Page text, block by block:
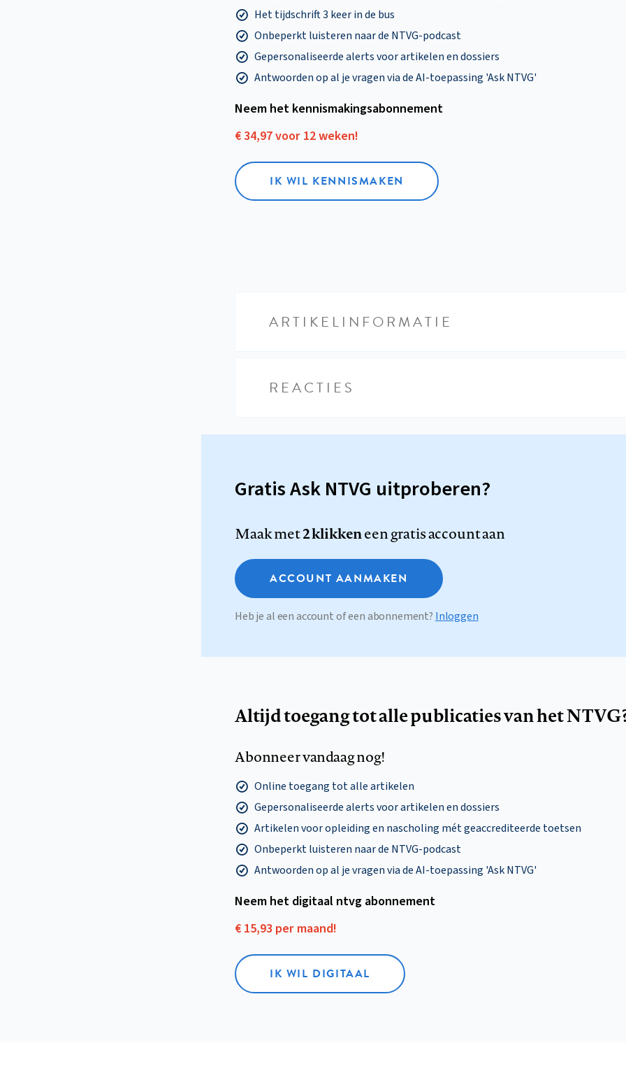
Het tijdschrift 3 keer in de bus
Onbeperkt luisteren naar de NTVG-podcast
Gepersonaliseerde alerts voor artikelen en dossiers
Antwoorden op al je vragen via de AI-toepassing 'Ask NTVG'
Neem het kennismakings­abonnement
€ 34,97 voor 12 weken!
IK WIL KENNISMAKEN
ARTIKELINFORMATIE
REACTIES
Gratis Ask NTVG uitproberen?
Maak met2 klikkeneen gratis account aan
ACCOUNT AANMAKEN
Heb je al een account of een abonnement? Inloggen
Altijd toegang tot alle publicaties van het
Abonneer vandaag nog!
Online toegang tot alle artikelen
Gepersonaliseerde alerts voor artikelen en dossiers
Artikelen voor opleiding en nascholing mét geaccrediteerde toetsen
Onbeperkt luisteren naar de NTVG-podcast
Antwoorden op al je vragen via de AI-toepassing 'Ask NTVG'
Neem het digitaal ntvg abonnement
€ 15,93 per maand!
IK WIL DIGITAAL